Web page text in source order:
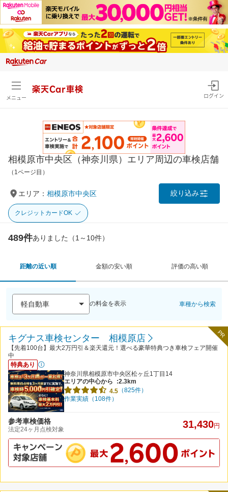
メニュー
楽天Car車検
ログイン
相模原市中央区（神奈川県）エリア周辺の車検店舗
（1ページ目）
エリア： 相模原市中央区 絞り込み
クレジットカードOK
489件ありました（1～10件）
距離の近い順 金額の安い順 評価の高い順
の料金を表示 車種から検索
PR
キグナス車検センター 相模原店
【先着100台】最大2万円引＆楽天還元！選べる豪華特典つき車検フェア開催
中
特典あり
神奈川県相模原市中央区松ヶ丘1丁目14
エリアの中心から
:2.3km
4.5 （825件）
作業実績（108件）
参考車検価格
法定24ヶ月点検対象 31,430円